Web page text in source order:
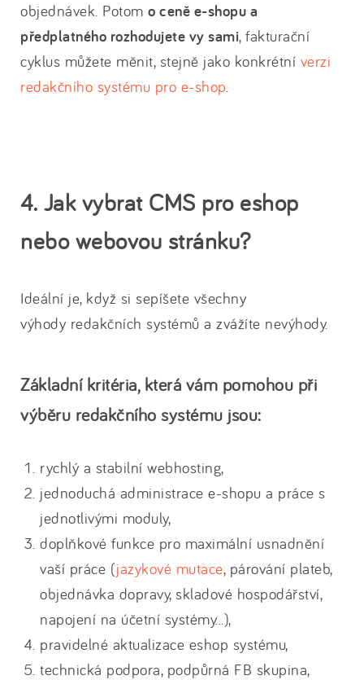
objednávek. Potom o ceně e-shopu a
předplatného rozhodujete vy sami, fakturační
cyklus můžete měnit, stejně jako konkrétní verzi
redakčního systému pro e-shop.
4. Jak vybrat CMS pro eshop
nebo webovou stránku?
Ideální je, když si sepíšete všechny
výhody redakčních systémů a zvážíte nevýhody.
Základní kritéria, která vám pomohou při
výběru redakčního systému jsou:
rychlý a stabilní webhosting,
jednoduchá administrace e-shopu a práce s
jednotlivými moduly,
doplňkové funkce pro maximální usnadnění
vaší práce (jazykové mutace, párování plateb,
objednávka dopravy, skladové hospodářství,
napojení na účetní systémy...),
pravidelné aktualizace eshop systému,
technická podpora, podpůrná FB skupina,